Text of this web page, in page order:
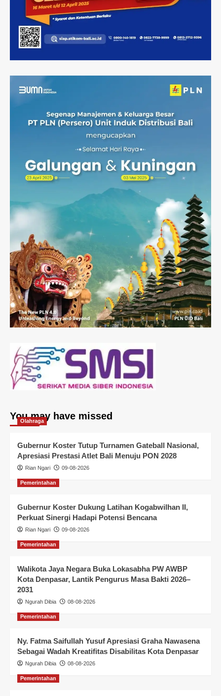
You may have missed
Olahraga
Gubernur Koster Tutup Turnamen Gateball Nasional,
Apresiasi Prestasi Atlet Bali Menuju PON 2028
Rian Ngari 09-08-2026
Pemerintahan
Gubernur Koster Dukung Latihan Kogabwilhan II,
Perkuat Sinergi Hadapi Potensi Bencana
Rian Ngari 09-08-2026
Pemerintahan
Walikota Jaya Negara Buka Lokasabha PW AWBP
Kota Denpasar, Lantik Pengurus Masa Bakti 2026–
2031
Ngurah Dibia 08-08-2026
Pemerintahan
Ny. Fatma Saifullah Yusuf Apresiasi Graha Nawasena
Sebagai Wadah Kreatifitas Disabilitas Kota Denpasar
Ngurah Dibia 08-08-2026
Pemerintahan